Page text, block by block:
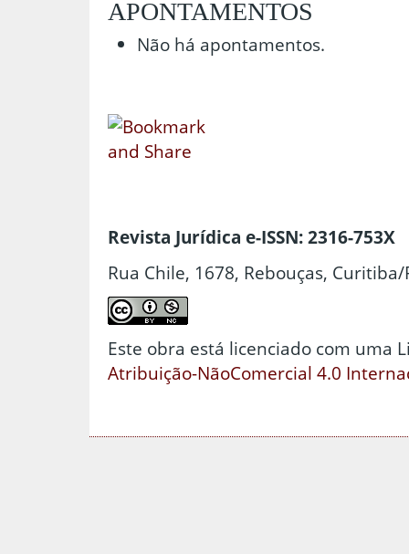
APONTAMENTOS
Não há apontamentos.
Revista Jurídica e-ISSN: 2316-753X
Rua Chile, 1678, Rebouças, Curitiba/
Este obra está licenciado com uma
Atribuição-NãoComercial 4.0